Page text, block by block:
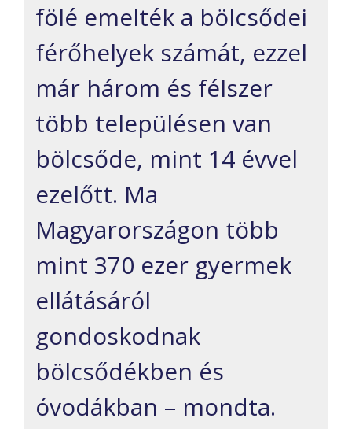
fölé emelték a bölcsődei
férőhelyek számát, ezzel
már három és félszer
több településen van
bölcsőde, mint 14 évvel
ezelőtt. Ma
Magyarországon több
mint 370 ezer gyermek
ellátásáról
gondoskodnak
bölcsődékben és
óvodákban – mondta.